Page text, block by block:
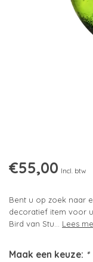
€55,00 Incl. btw
Bent u op zoek naar
decoratief item voor
Bird van Stu... Lees
Maak een keuze: *